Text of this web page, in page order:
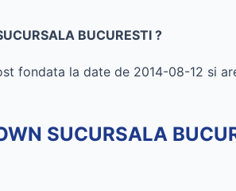
BUCURESTI ?
fondata la date de 2014-08-12 si
SUCURSALA